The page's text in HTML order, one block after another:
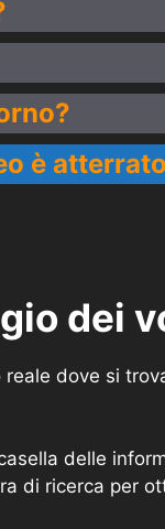
è
dei
dove si
delle
di ricerca per